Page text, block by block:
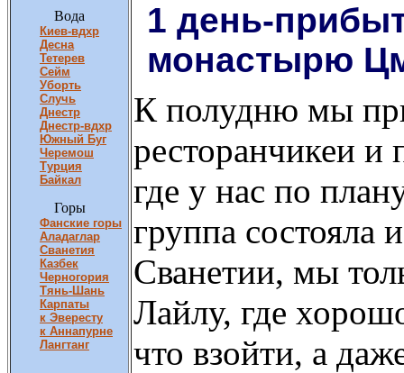
Вода
Киев-вдхр
Десна
Тетерев
Сейм
Уборть
Случь
Днестр
Днестр-вдхр
Южный Буг
Черемош
Турция
Байкал
Горы
Фанские горы
Аладаглар
Сванетия
Казбек
Черногория
Тянь-Шань
Карпаты
к Эвересту
к Аннапурне
Лангтанг
1 день-
монастырю
К полудню мы
ресторанчикеи
где у нас по
группа состояла
Сванетии, мы
Лайлу, где
что взойти, а